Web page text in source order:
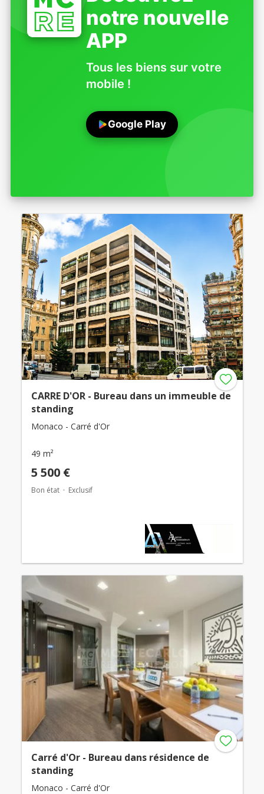
notre nouvelle
APP
Tous les biens sur votre
mobile !
Google Play
CARRE D'OR - Bureau dans un immeuble de
standing
Monaco - Carré d'Or
49 m²
5 500 €
Bon état Exclusif
Carré d'Or - Bureau dans résidence de
standing
Monaco - Carré d'Or